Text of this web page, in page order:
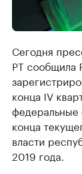
Сегодня
РТ сообщила
конца IV
федеральные
конца
власти
2019 года.